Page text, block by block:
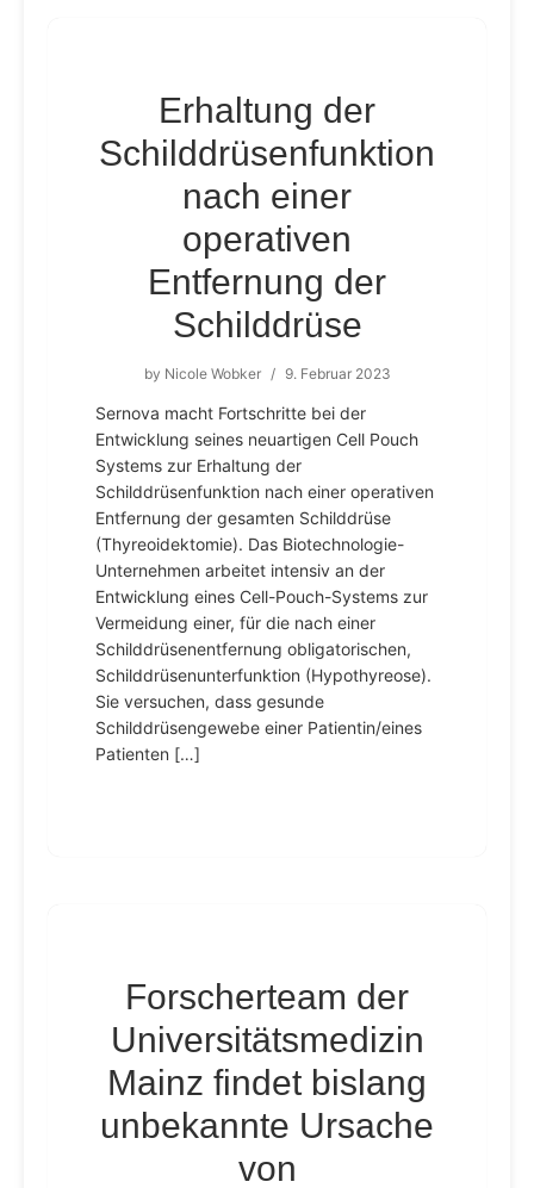
Erhaltung der
Schilddrüsenfunktion
nach einer
operativen
Entfernung der
Schilddrüse
by Nicole Wobker / 9. Februar 2023
Sernova macht Fortschritte bei der
Entwicklung seines neuartigen Cell Pouch
Systems zur Erhaltung der
Schilddrüsenfunktion nach einer operativen
Entfernung der gesamten Schilddrüse
(Thyreoidektomie). Das Biotechnologie-
Unternehmen arbeitet intensiv an der
Entwicklung eines Cell-Pouch-Systems zur
Vermeidung einer, für die nach einer
Schilddrüsenentfernung obligatorischen,
Schilddrüsenunterfunktion (Hypothyreose).
Sie versuchen, dass gesunde
Schilddrüsengewebe einer Patientin/eines
Patienten […]
Forscherteam der
Universitätsmedizin
Mainz findet bislang
unbekannte Ursache
von